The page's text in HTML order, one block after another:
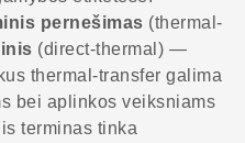
pernešimas (thermal-
(direct-thermal) —
thermal-transfer galima
bei aplinkos veiksniams
terminas tinka